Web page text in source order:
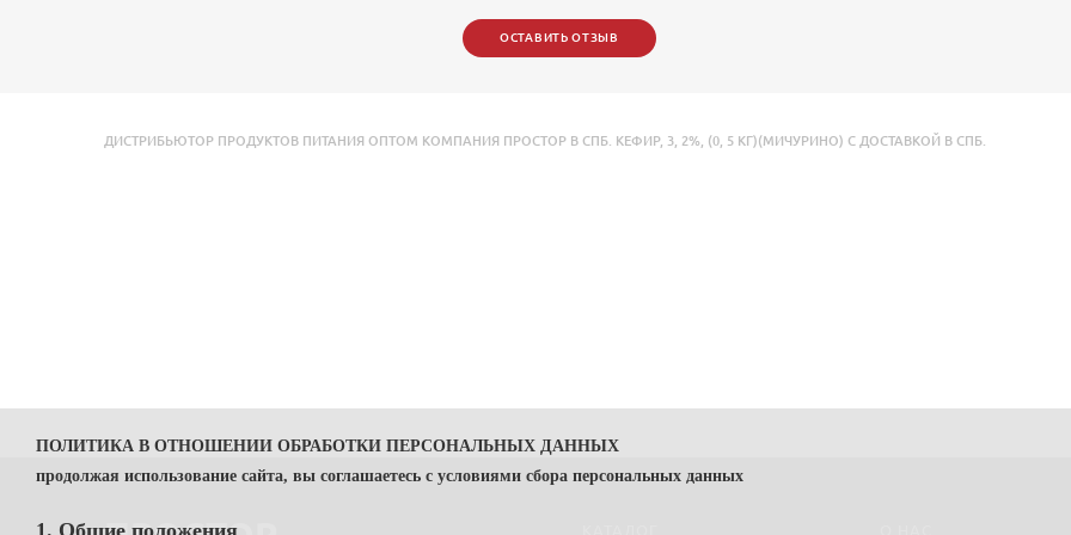
ОСТАВИТЬ ОТЗЫВ
ДИСТРИБЬЮТОР ПРОДУКТОВ ПИТАНИЯ ОПТОМ КОМПАНИЯ ПРОСТОР В СПБ. КЕФИР, 3 2% (0 5 КГ)(МИЧУРИНО) С ДОСТАВКОЙ В СПБ.
ПОЛИТИКА В ОТНОШЕНИИ ОБРАБОТКИ ПЕРСОНАЛЬНЫХ ДАННЫХ
продолжая использование сайта, вы соглашаетесь с условиями сбора персональных данных
1. Общие положения